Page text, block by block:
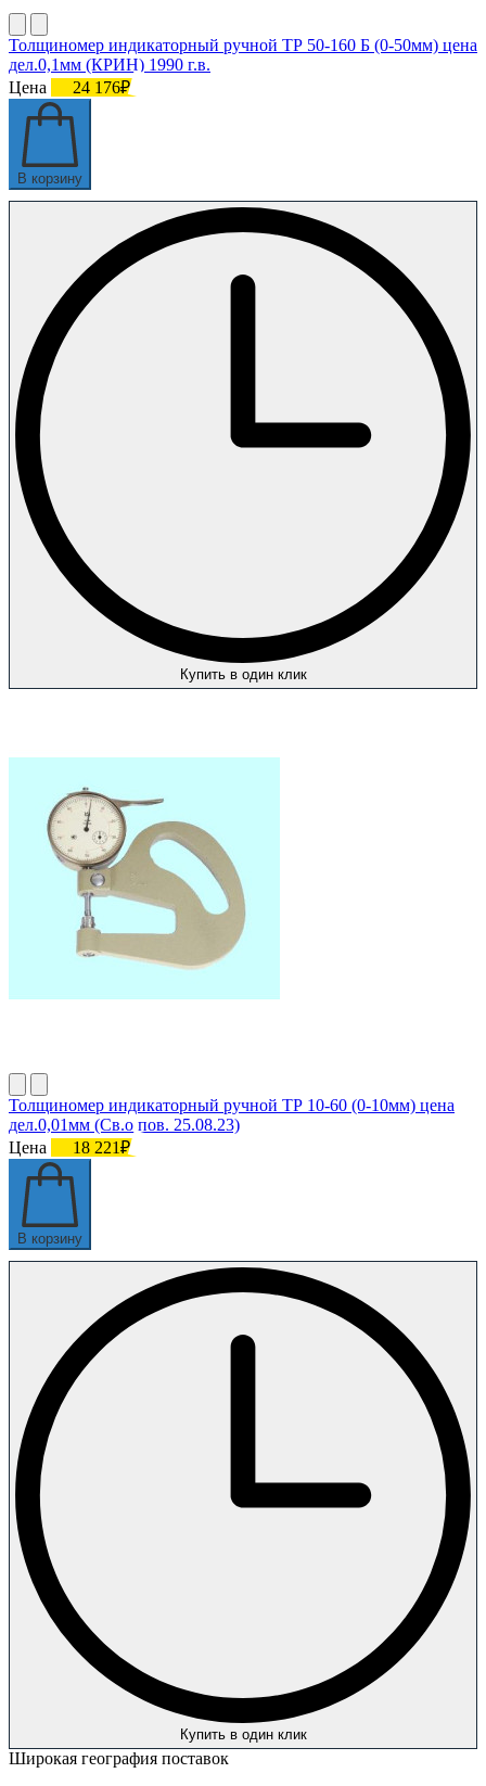
Толщиномер индикаторный ручной ТР 50-160 Б (0-50мм) цена
дел.0,1мм (КРИН) 1990 г.в.
Цена
24 176₽
В корзину
Купить в один клик
Толщиномер индикаторный ручной ТР 10-60 (0-10мм) цена
дел.0,01мм (Св.о пов. 25.08.23)
Цена
18 221₽
В корзину
Купить в один клик
Широкая география поставок